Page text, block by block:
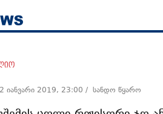
იანვარი 2019, 23:00 / სანდო წყარო